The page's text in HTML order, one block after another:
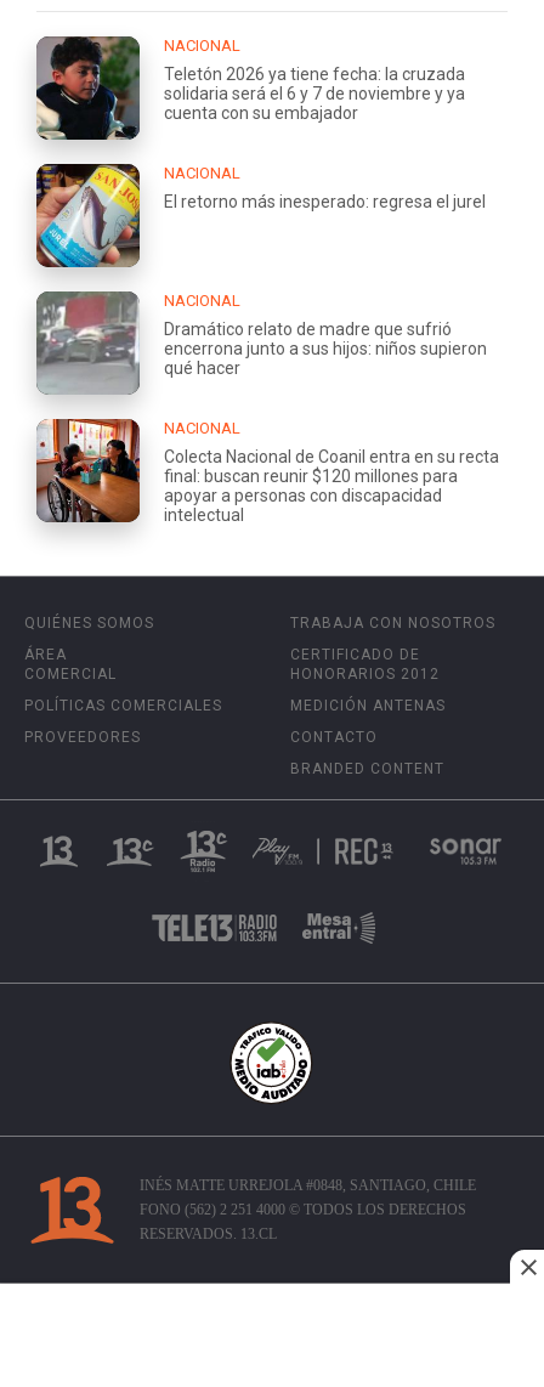
NACIONAL
Teletón 2026 ya tiene fecha: la cruzada
solidaria será el 6 y 7 de noviembre y ya
cuenta con su embajador
NACIONAL
El retorno más inesperado: regresa el jurel
NACIONAL
Dramático relato de madre que sufrió
encerrona junto a sus hijos: niños supieron
qué hacer
NACIONAL
Colecta Nacional de Coanil entra en su recta
final: buscan reunir $120 millones para
apoyar a personas con discapacidad
intelectual
QUIÉNES SOMOS
ÁREA
COMERCIAL
POLÍTICAS COMERCIALES
PROVEEDORES
TRABAJA CON NOSOTROS
CERTIFICADO DE
HONORARIOS 2012
MEDICIÓN ANTENAS
CONTACTO
BRANDED CONTENT
INÉS MATTE URREJOLA #0848, SANTIAGO, CHILE
FONO (562) 2 251 4000 © TODOS LOS DERECHOS
RESERVADOS. 13.CL